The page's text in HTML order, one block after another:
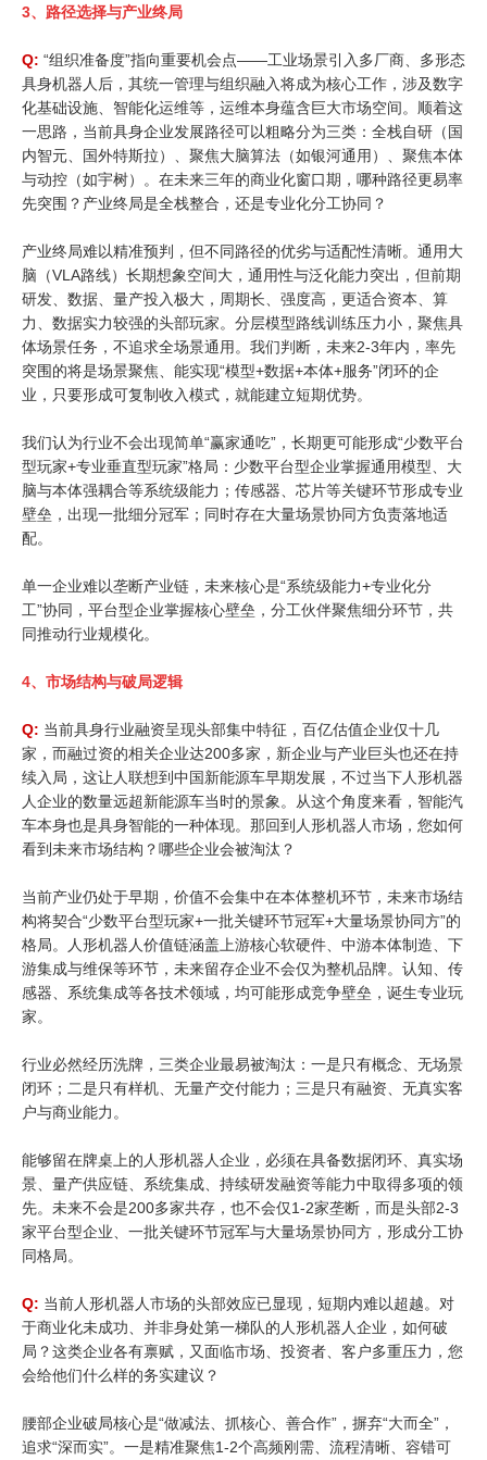
3、 路径选择与产业终局
Q: “组织准备度”指向重要机会点——工业场景引入多厂商、多形态
具身机器人后，其统一管理与组织融入将成为核心工作，涉及数字
化基础设施、智能化运维等，运维本身蕴含巨大市场空间。顺着这
一思路，当前具身企业发展路径可以粗略分为三类：全栈自研（国
内智元、国外特斯拉）、聚焦大脑算法（如银河通用）、聚焦本体
与动控（如宇树）。在未来三年的商业化窗口期，哪种路径更易率
先突围？产业终局是全栈整合，还是专业化分工协同？
产业终局难以精准预判，但不同路径的优劣与适配性清晰。通用大
脑（VLA路线）长期想象空间大，通用性与泛化能力突出，但前期
研发、数据、量产投入极大，周期长、强度高，更适合资本、算
力、数据实力较强的头部玩家。分层模型路线训练压力小，聚焦具
体场景任务，不追求全场景通用。我们判断，未来2-3年内，率先
突围的将是场景聚焦、能实现“模型+数据+本体+服务”闭环的企
业，只要形成可复制收入模式，就能建立短期优势。
我们认为行业不会出现简单“赢家通吃”，长期更可能形成“少数平台
型玩家+专业垂直型玩家”格局：少数平台型企业掌握通用模型、大
脑与本体强耦合等系统级能力；传感器、芯片等关键环节形成专业
壁垒，出现一批细分冠军；同时存在大量场景协同方负责落地适
配。
单一企业难以垄断产业链，未来核心是“系统级能力+专业化分
工”协同，平台型企业掌握核心壁垒，分工伙伴聚焦细分环节，共
同推动行业规模化。
4、 市场结构与破局逻辑
Q: 当前具身行业融资呈现头部集中特征，百亿估值企业仅十几
家，而融过资的相关企业达200多家，新企业与产业巨头也还在持
续入局，这让人联想到中国新能源车早期发展，不过当下人形机器
人企业的数量远超新能源车当时的景象。从这个角度来看，智能汽
车本身也是具身智能的一种体现。那回到人形机器人市场，您如何
看到未来市场结构？哪些企业会被淘汰？
当前产业仍处于早期，价值不会集中在本体整机环节，未来市场结
构将契合“少数平台型玩家+一批关键环节冠军+大量场景协同方”的
格局。人形机器人价值链涵盖上游核心软硬件、中游本体制造、下
游集成与维保等环节，未来留存企业不会仅为整机品牌。认知、传
感器、系统集成等各技术领域，均可能形成竞争壁垒，诞生专业玩
家。
行业必然经历洗牌，三类企业最易被淘汰：一是只有概念、无场景
闭环；二是只有样机、无量产交付能力；三是只有融资、无真实客
户与商业能力。
能够留在牌桌上的人形机器人企业，必须在具备数据闭环、真实场
景、量产供应链、系统集成、持续研发融资等能力中取得多项的领
先。未来不会是200多家共存，也不会仅1-2家垄断，而是头部2-3
家平台型企业、一批关键环节冠军与大量场景协同方，形成分工协
同格局。
Q: 当前人形机器人市场的头部效应已显现，短期内难以超越。对
于商业化未成功、并非身处第一梯队的人形机器人企业，如何破
局？这类企业各有禀赋，又面临市场、投资者、客户多重压力，您
会给他们什么样的务实建议？
腰部企业破局核心是“做减法、抓核心、善合作”，摒弃“大而全”，
追求“深而实”。一是精准聚焦1-2个高频刚需、流程清晰、容错可